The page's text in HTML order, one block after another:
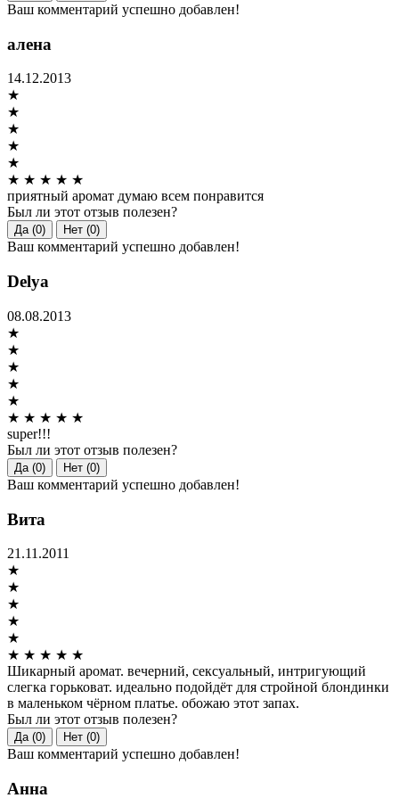
Ваш комментарий успешно добавлен!
алена
14.12.2013
★
★
★
★
★
★ ★ ★ ★ ★
приятный аромат думаю всем понравится
Был ли этот отзыв полезен?
Да (0) Нет (0)
Ваш комментарий успешно добавлен!
Delya
08.08.2013
★
★
★
★
★
★ ★ ★ ★ ★
super!!!
Был ли этот отзыв полезен?
Да (0) Нет (0)
Ваш комментарий успешно добавлен!
Вита
21.11.2011
★
★
★
★
★
★ ★ ★ ★ ★
Шикарный аромат. вечерний, сексуальный, интригующий
слегка горьковат. идеально подойдёт для стройной блондинки
в маленьком чёрном платье. обожаю этот запах.
Был ли этот отзыв полезен?
Да (0) Нет (0)
Ваш комментарий успешно добавлен!
Анна